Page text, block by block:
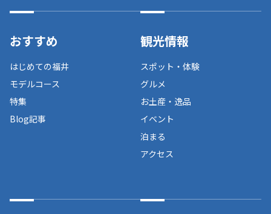
おすすめ
はじめての福井
モデルコース
特集
Blog記事
観光情報
スポット・体験
グルメ
お土産・逸品
イベント
泊まる
アクセス